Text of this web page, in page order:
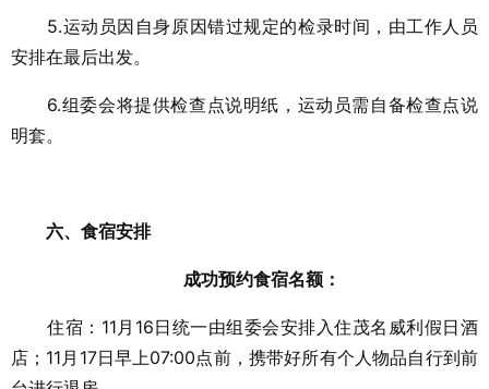
5.运动员因自身原因错过规定的检录时间，由工作人员
安排在最后出发。
6.组委会将提供检查点说明纸，运动员需自备检查点说
明套。
六、食宿安排
成功预约食宿名额：
住宿：11月16日统一由组委会安排入住茂名威利假日酒
店；11月17日早上07:00点前，携带好所有个人物品自行到前